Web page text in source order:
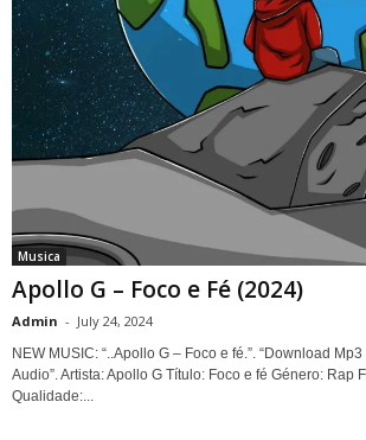
Musica
Apollo G – Foco e Fé (2024)
Admin - July 24, 2024
NEW MUSIC: “..Apollo G – Foco e fé.”. “Download
Audio”. Artista: Apollo G Título: Foco e fé Género: Rap
Qualidade:...